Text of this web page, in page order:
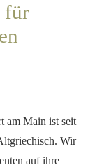
für
am Main ist seit
Wir
auf ihre